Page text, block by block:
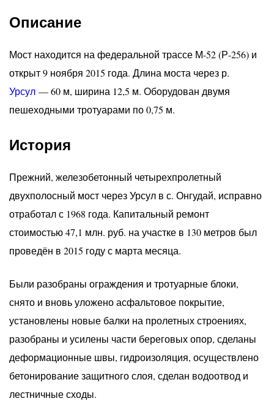
Описание
Мост находится на федеральной трассе М-52 (Р-256) и
открыт 9 ноября 2015 года. Длина моста через р.
Урсул — 60 м, ширина 12,5 м. Оборудован двумя
пешеходными тротуарами по 0,75 м.
История
Прежний, железобетонный четырехпролетный
двухполосный мост через Урсул в с. Онгудай, исправно
отработал с 1968 года. Капитальный ремонт
стоимостью 47,1 млн. руб. на участке в 130 метров был
проведён в 2015 году с марта месяца.
Были разобраны ограждения и тротуарные блоки,
снято и вновь уложено асфальтовое покрытие,
установлены новые балки на пролетных строениях,
разобраны и усилены части береговых опор, сделаны
деформационные швы, гидроизоляция, осуществлено
бетонирование защитного слоя, сделан водоотвод и
лестничные сходы.